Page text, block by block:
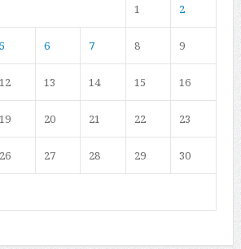
1 2
5 6 7 8 9
12 13 14 15 16
19 20 21 22 23
26 27 28 29 30